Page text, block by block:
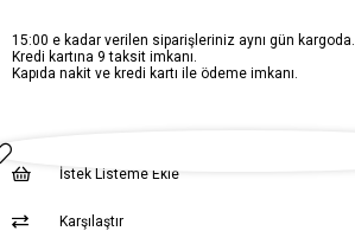
15:00 e kadar verilen siparişleriniz aynı gün kargoda.
Kredi kartına 9 taksit imkanı.
Kapıda nakit ve kredi kartı ile ödeme imkanı.
İstek Listeme Ekle
Karşılaştır